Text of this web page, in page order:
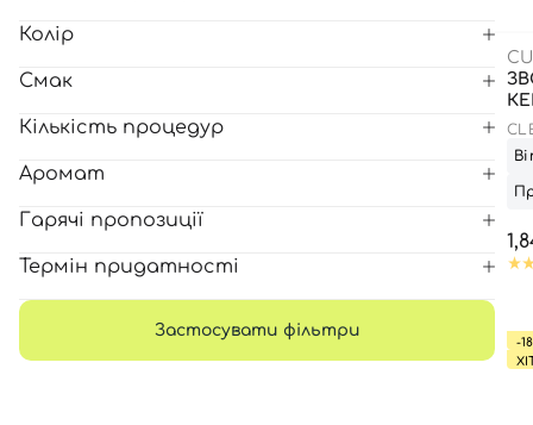
Колір
Смак
Кількість процедур
Аромат
Гарячі пропозиції
Термін придатності
Застосувати фільтри
-